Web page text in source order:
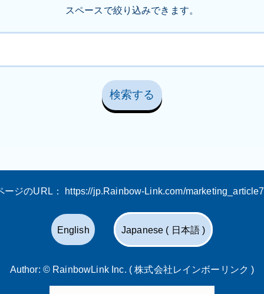
スペースで絞り込みできます。
ージのURL： https://jp.Rainbow-Link.com/
English Japanese ( 日本語 )
Author: © RainbowLink Inc. ( 株式会社レインボーリンク )